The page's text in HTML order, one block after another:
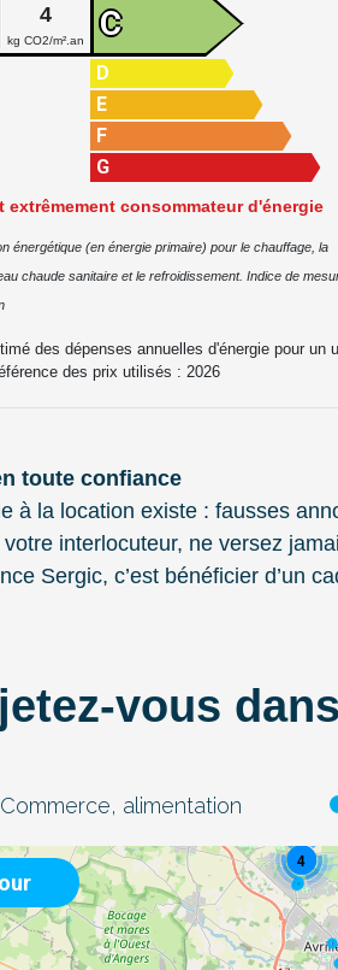
4
kg CO2/m².an C
D
E
F
G
extrêmement consommateur d'énergie
énergétique (en énergie primaire) pour le chauffage, la
chaude sanitaire et le refroidissement. Indice de
des dépenses annuelles d'énergie pour un
des prix utilisés : 2026
toute confiance
à la location existe : fausses
interlocuteur, ne versez
Sergic, c’est bénéficier d’un
vous
Commerce, alimentation
4
2